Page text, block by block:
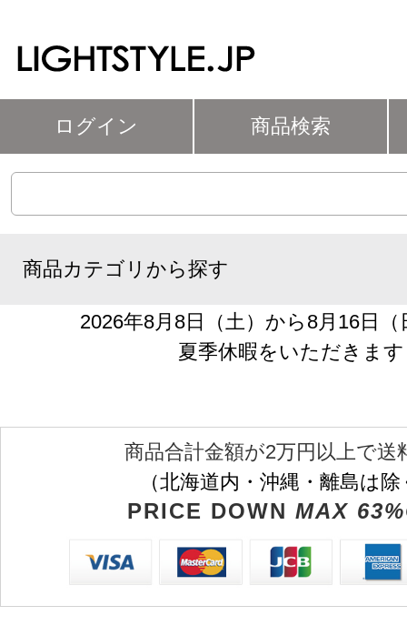
ログイン 商品検索
商品カテゴリから探す
2026年8月8日（土）から8月16日
夏季休暇をいただきます
商品合計金額が2万円以上で送
（北海道内・沖縄・離島は
PRICE DOWN MAX